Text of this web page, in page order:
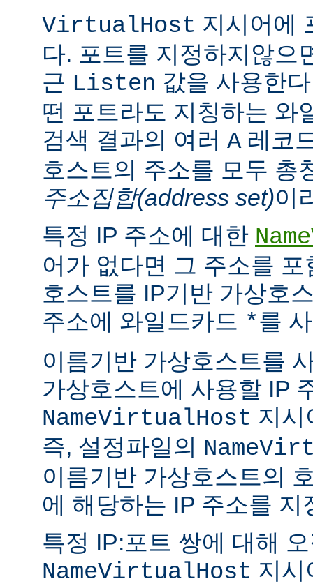
VirtualHost 지시어에
다. 포트를 지정하지않으
근 Listen 값을 사용한
떤 포트라도 지칭하는 와
검색 결과의 여러 A 레코
호스트의 주소를 모두 총
주소집합(address set)이
특정 IP 주소에 대한
어가 없다면 그 주소를
호스트를 IP기반 가상호
주소에 와일드카드 *를
이름기반 가상호스트를
가상호스트에 사용할 IP
NameVirtualHost 지
즉, 설정파일의
이름기반 가상호스트의
에 해당하는 IP 주소를 지
특정 IP:포트 쌍에 대해
NameVirtualHost 지시